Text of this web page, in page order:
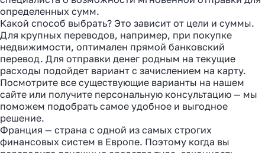
определенных сумм.
Какой способ выбрать? Это зависит от цели и суммы.
Для крупных переводов, например, при покупке
недвижимости, оптимален прямой банковский
перевод. Для отправки денег родным на текущие
расходы подойдет вариант с зачислением на карту.
Посмотрите все существующие варианты на нашем
сайте или получите персональную консультацию — мы
поможем подобрать самое удобное и выгодное
решение.
Франция — страна с одной из самых строгих
финансовых систем в Европе. Поэтому когда вы